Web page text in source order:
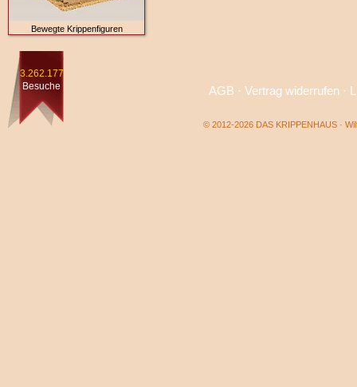
Bewegte Krippenfiguren
3.262.177
Besuche
AGB · Vertrag widerrufen·
© 2012-2026 DAS KRIPPENHAUS ·